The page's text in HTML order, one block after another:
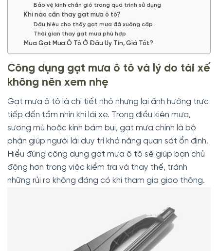
Bảo vệ kính chắn gió trong quá trình sử dụng
Khi nào cần thay gạt mưa ô tô?
Dấu hiệu cho thấy gạt mưa đã xuống cấp
Thời gian thay gạt mưa phù hợp
Mua Gạt Mưa Ô Tô Ở Đâu Uy Tín, Giá Tốt?
Công dụng gạt mưa ô tô và lý do tài xế
không nên xem nhẹ
Gạt mưa ô tô là chi tiết nhỏ nhưng lại ảnh hưởng trực
tiếp đến tầm nhìn khi lái xe. Trong điều kiện mưa,
sương mù hoặc kính bám bụi, gạt mưa chính là bộ
phận giúp người lái duy trì khả năng quan sát ổn định.
Hiểu đúng công dụng gạt mưa ô tô sẽ giúp bạn chủ
động hơn trong việc kiểm tra và thay thế, tránh
những rủi ro không đáng có khi tham gia giao thông.